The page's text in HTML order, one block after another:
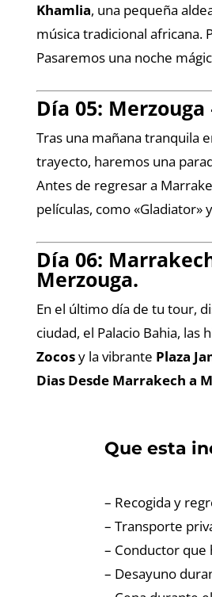
Khamlia, una pequeña
música tradicional africana.
Pasaremos una noche
Día 05:
Tras una mañana tranquila
trayecto, haremos una
Antes de regresar a
películas, como
Día 06:
Merzouga.
En el último día de tu tour,
ciudad, el Palacio Bahia, las
Zocosy la vibrante Plaza
Dias Desde Marrakech a
Que esta
– Recogida y
– Transporte
– Conductor que
– Desayuno